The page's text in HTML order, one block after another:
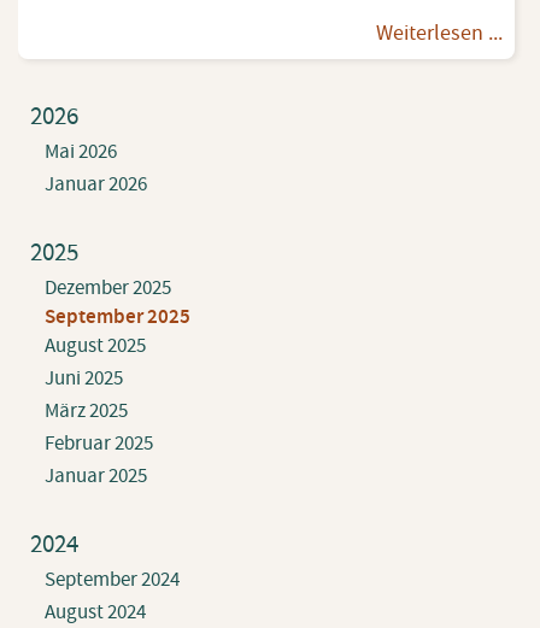
Wei­ter­le­sen ...
2026
Mai 2026
Januar 2026
2025
Dezember 2025
September 2025
August 2025
Juni 2025
März 2025
Februar 2025
Januar 2025
2024
September 2024
August 2024